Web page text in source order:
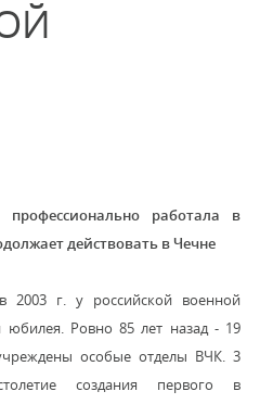
профессионально работала в
действовать в Чечне
г. у российской военной
юбилея. Ровно 85 лет назад - 19
особые отделы ВЧК. 3
создания первого в